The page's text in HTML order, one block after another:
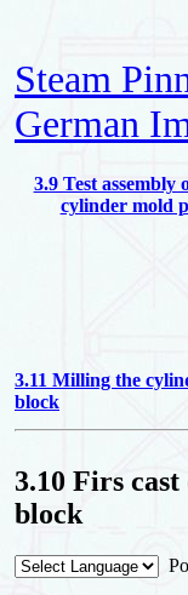
Steam
German
3.9 Test assembly
cylinder mold
3.11 Milling the
block
3.10 Firs
block